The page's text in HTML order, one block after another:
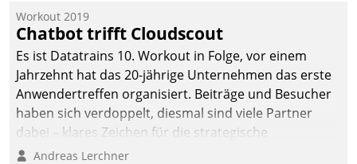
Workout 2019
Chatbot trifft Cloudscout
Es ist Datatrains 10. Workout in Folge, vor einem
Jahrzehnt hat das 20-jährige Unternehmen das erste
Anwendertreffen organisiert. Beiträge und Besucher
haben sich verdoppelt, diesmal sind viele Partner
dabei – klares Zeichen für die strategische
Fokussierung auf den Kunden.
Andreas Lerchner